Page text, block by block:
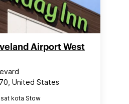
Airport West
United States
kota Stow